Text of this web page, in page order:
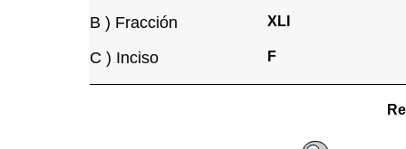
B ) Fracción XLI
C ) Inciso F